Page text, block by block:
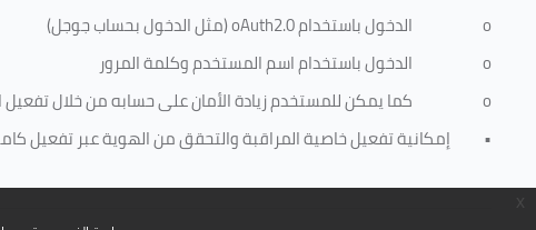
o
الدخول باستخدامoAuth2.0(مثل الدخول بحساب جوجل)
o
الدخول باستخدام اسم المستخدم وكلمة المرور
o
كما يمكن للمستخدم زيادة الأمان على حسابه من خلال
• إمكانية تفعيل خاصية المراقبة والتحقق من الهوية عبر تفعيل